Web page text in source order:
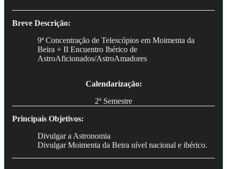
Breve Descrição:
9ª Concentração de Telescópios em Moimenta da
Beira + II Encuentro Ibérico de
AstroAficionados/AstroAmadores
Calendarização:
2º Semestre
Principais Objetivos:
Divulgar a Astronomia
Divulgar Moimenta da Beira nível nacional e ibérico.